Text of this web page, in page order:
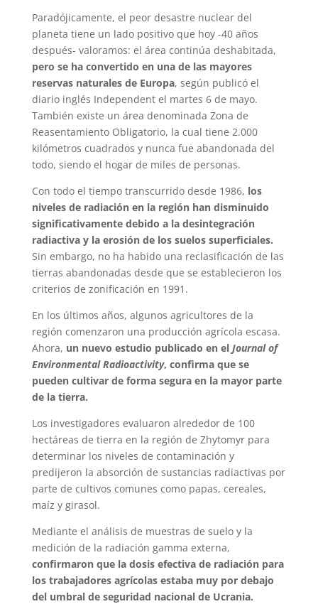
Paradójicamente, el peor desastre nuclear del
planeta tiene un lado positivo que hoy -40 años
después- valoramos: el área continúa deshabitada,
pero se ha convertido en una de las mayores
reservas naturales de Europa, según publicó el
diario inglés Independent el martes 6 de mayo.
También existe un área denominada Zona de
Reasentamiento Obligatorio, la cual tiene 2.000
kilómetros cuadrados y nunca fue abandonada del
todo, siendo el hogar de miles de personas.
Con todo el tiempo transcurrido desde 1986, los
niveles de radiación en la región han disminuido
significativamente debido a la desintegración
radiactiva y la erosión de los suelos superficiales.
Sin embargo, no ha habido una reclasificación de las
tierras abandonadas desde que se establecieron los
criterios de zonificación en 1991.
En los últimos años, algunos agricultores de la
región comenzaron una producción agrícola escasa.
Ahora, un nuevo estudio publicado en el Journal of
Environmental Radioactivity, confirma que se
pueden cultivar de forma segura en la mayor parte
de la tierra.
Los investigadores evaluaron alrededor de 100
hectáreas de tierra en la región de Zhytomyr para
determinar los niveles de contaminación y
predijeron la absorción de sustancias radiactivas por
parte de cultivos comunes como papas, cereales,
maíz y girasol.
Mediante el análisis de muestras de suelo y la
medición de la radiación gamma externa,
confirmaron que la dosis efectiva de radiación para
los trabajadores agrícolas estaba muy por debajo
del umbral de seguridad nacional de Ucrania.